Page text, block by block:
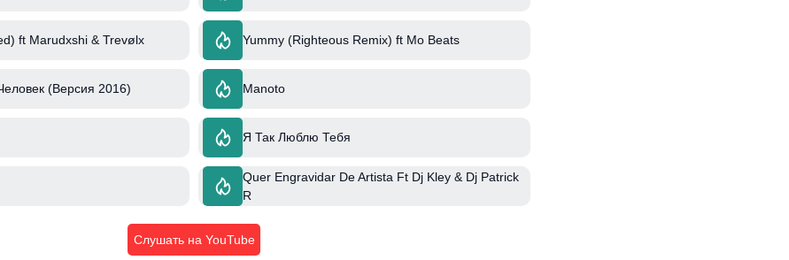
ft Marudxshi & Trevølx Yummy (Righteous Remix) ft Mo Beats
(Версия 2016) Manoto
Я Так Люблю Тебя
Quer Engravidar De Artista Ft Dj Kley & Dj Patrick
R
Слушать на YouTube